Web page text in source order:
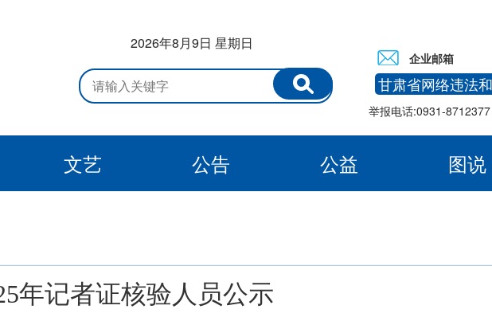
2026年8月9日 星期日
企业邮箱
甘肃省网络违法
举报电话:0931-
文艺 公告 公益
图说
年记者证核验人员公示